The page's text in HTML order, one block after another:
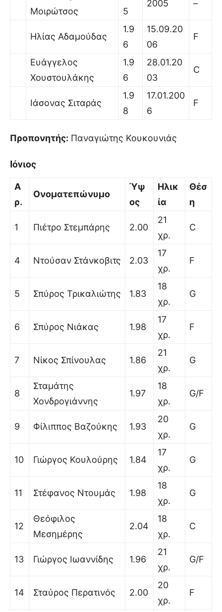
Μοιρώτσος
5
2005 –
Ηλίας Αδαμούδας
1.9
6
15.09.20
06
F
Ευάγγελος
Χουστουλάκης
1.9
6
28.01.20
03
C
Ιάσονας Σιταράς
1.9
8
17.01.200
6
F
Προπονητής: Παναγιώτης Κουκουνιάς
Ιόνιος
Α
ρ.
Ονοματεπώνυμο
Ύψ
ος
Ηλικ
ία
Θέσ
η
1 Πιέτρο Στεμπάρης 2.00
21
χρ.
C
4 Ντούσαν Στάνκοβιτς 2.03
17
χρ.
F
5 Σπύρος Τρικαλιώτης 1.83
18
χρ.
G
6 Σπύρος Νιάκας 1.98
17
χρ.
F
7 Νίκος Σπίνουλας 1.86
21
χρ.
G
8
Σταμάτης
Χονδρογιάννης
1.97
18
χρ.
G/F
9 Φίλιππος Βαζούκης 1.93
20
χρ.
G
10 Γιώργος Κουλούρης 1.84
17
χρ.
G
11 Στέφανος Ντουμάς 1.98
18
χρ.
G
12
Θεόφιλος
Μεσημέρης
2.04
18
χρ.
C
13 Γιώργος Ιωαννίδης 1.96
21
χρ.
G/F
14 Σταύρος Περατινός 2.00
20
χρ.
F